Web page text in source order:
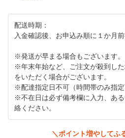
配送時期：
入金確認後、お申込み順に１か月
※発送が早まる場合もございます。
※年末年始など、ご注文が殺到し
をいただく場合がございます。
※配達指定日不可（時間帯のみ指定
※不在日は必ず備考欄に入力、あ
絡ください。
＼ポイント増やしてふ